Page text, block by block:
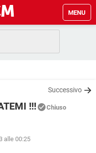
MENU
10
Successivo
!!! Chiuso
alle 00:25